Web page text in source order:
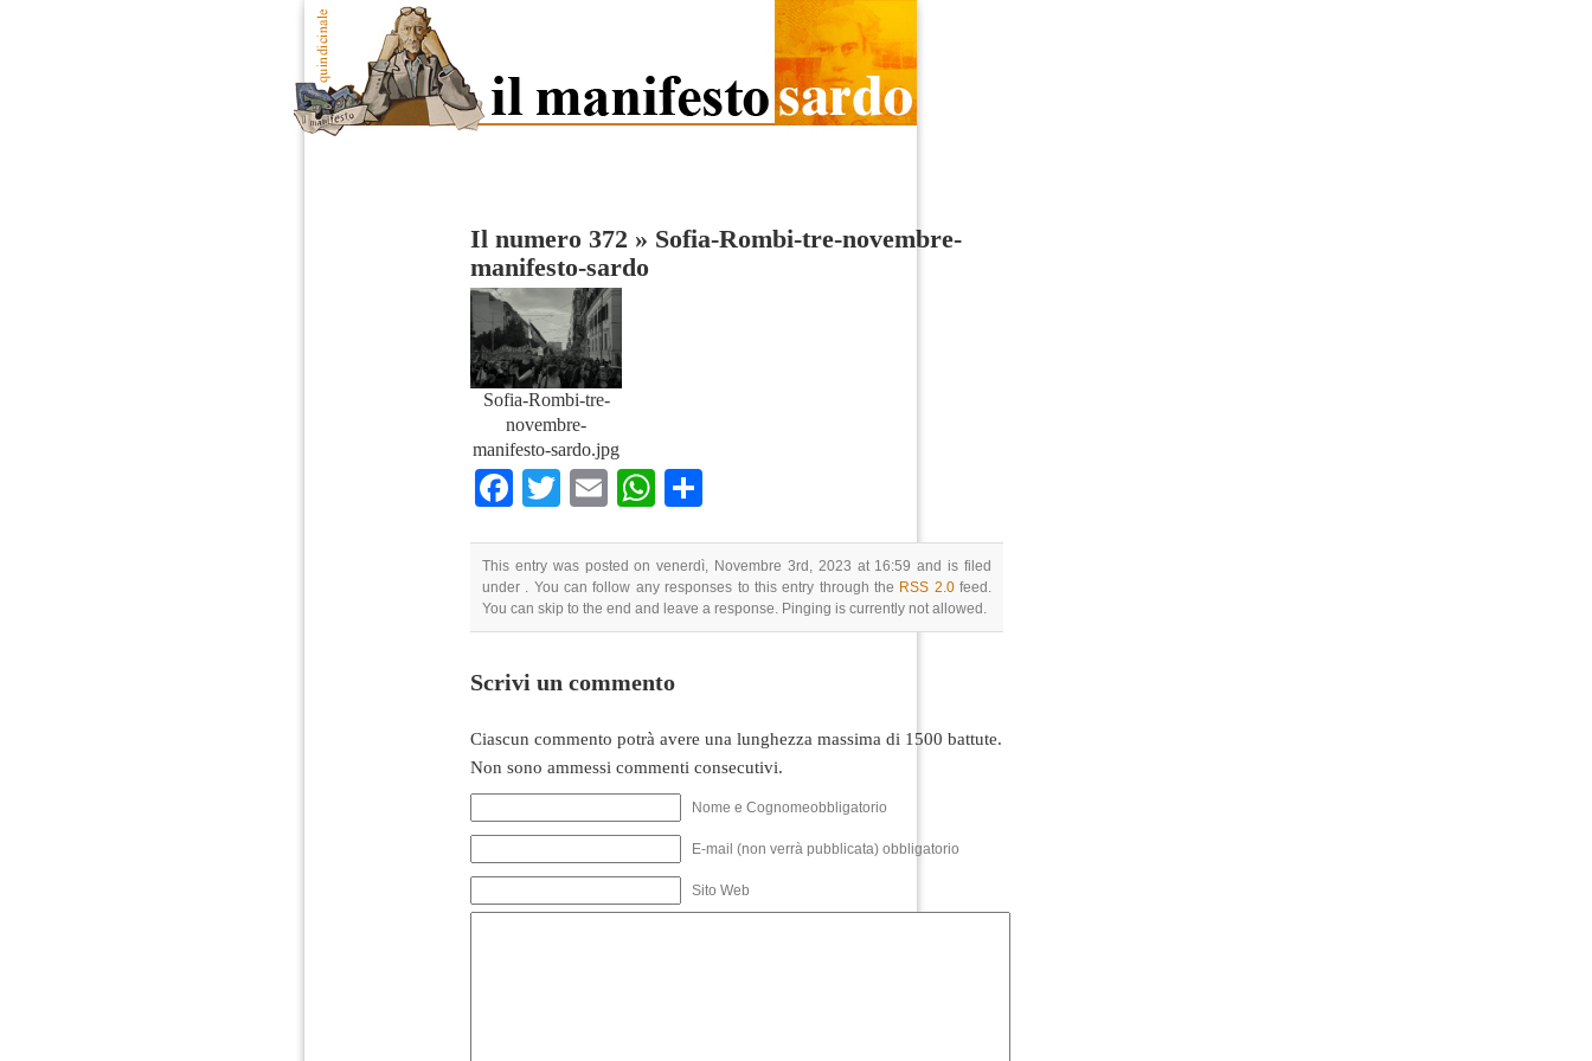
Il numero 372 » Sofia-Rombi-tre-novembre-
manifesto-sardo
Sofia-Rombi-tre-
novembre-
manifesto-sardo.jpg
Facebook
TwitterEmailWhatsApp
This entry was posted on venerdì, Novembre 3rd, 2023 at 16:59 and is filed
under . You can follow any responses to this entry through the RSS 2.0feed.
You can skip to the end and leave a response. Pinging is currently not allowed.
Scrivi un commento
Ciascun commento potrà avere una lunghezza massima di 1500 battute.
Non sono ammessi commenti consecutivi.
Nome e Cognomeobbligatorio
E-mail (non verrà pubblicata) obbligatorio
Sito Web